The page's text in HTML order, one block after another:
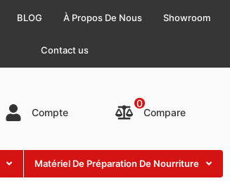
BLOG À Propos De Nous Showroom
Contact us
Compte Compare
0
Matériel De Préparation De Nourriture